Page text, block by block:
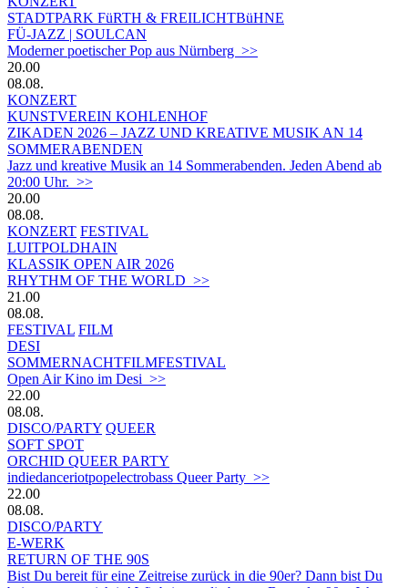
STADTPARK FüRTH & FREILICHTBüHNE
FÜ-JAZZ | SOULCAN
Moderner poetischer Pop aus Nürnberg >>
20.00
08.08.
KONZERT
KUNSTVEREIN KOHLENHOF
ZIKADEN 2026 – JAZZ UND KREATIVE MUSIK AN 14
SOMMERABENDEN
Jazz und kreative Musik an 14 Sommerabenden. Jeden Abend ab
20:00 Uhr. >>
20.00
08.08.
KONZERT FESTIVAL
LUITPOLDHAIN
KLASSIK OPEN AIR 2026
RHYTHM OF THE WORLD >>
21.00
08.08.
FESTIVAL FILM
DESI
SOMMERNACHTFILMFESTIVAL
Open Air Kino im Desi >>
22.00
08.08.
DISCO/PARTY QUEER
SOFT SPOT
ORCHID QUEER PARTY
indiedanceriotpopelectrobass Queer Party >>
22.00
08.08.
DISCO/PARTY
E-WERK
RETURN OF THE 90S
Bist Du bereit für eine Zeitreise zurück in die 90er? Dann bist Du